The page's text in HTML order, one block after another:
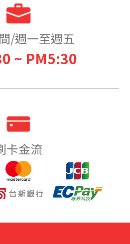
/週一至週五
~ PM5:30
卡金流